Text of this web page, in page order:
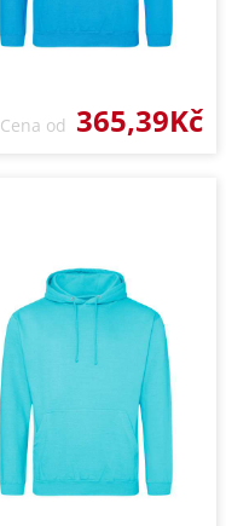
Cena od 365,39Kč